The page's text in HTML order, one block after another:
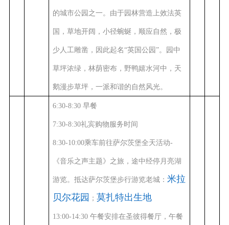
的城市公园之一。由于园林营造上效法英
国，草地开阔，小径蜿蜒，顺应自然，极
少人工雕凿，因此起名“英国公园”。园中
草坪浓绿，林荫密布，野鸭嬉水河中，天
鹅漫步草坪，一派和谐的自然风光。
6:30-8:30 早餐
7:30-8:30礼宾购物服务时间
8:30-10:00乘车前往萨尔茨堡全天活动-
《音乐之声主题》之旅，途中经停月亮湖
游览。抵达萨尔茨堡步行游览老城： 米拉
贝尔花园 ； 莫扎特出生地
13:00-14:30 午餐安排在圣彼得餐厅 ，午餐